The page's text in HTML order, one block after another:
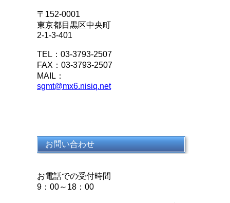
〒152-0001
東京都目黒区中央町
2-1-3-401
TEL：03-3793-2507
FAX：03-3793-2507
MAIL：
sgmt@mx6.nisiq.net
お問い合わせ
お電話での受付時間
9：00～18：00